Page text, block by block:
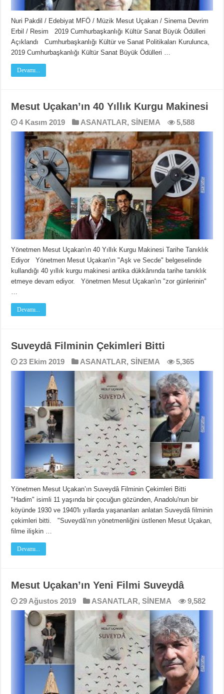
Nuri Pakdil / Edebiyat MFÖ / Müzik Mesut Uçakan / Sinema Devrim
Erbil / Resim 2019 Cumhurbaşkanlığı Kültür Sanat Büyük Ödülleri
Açıklandı Cumhurbaşkanlığı Kültür ve Sanat Politikaları Kurulunca,
2019 Cumhurbaşkanlığı Kültür Sanat Büyük Ödülleri …
Devamı...
Mesut Uçakan’ın 40 Yıllık Kurgu Makinesi
4 Kasım 2019 ASANATLAR,SİNEMA 5,588
Yönetmen Mesut Uçakan'ın 40 Yıllık Kurgu Makinesi Tarihe Tanıklık
Ediyor Yönetmen Mesut Uçakan'ın "Aşk ve Secde" belgeselinde
kullandığı 40 yıllık kurgu makinesi antika dükkânında tarihe tanıklık
etmeye devam ediyor. Yönetmen Mesut Uçakan'ın "zor günlerinin"
…
Devamı...
Suveydâ Filminin Çekimleri Bitti
23 Ekim 2019 ASANATLAR,SİNEMA 5,365
Yönetmen Mesut Uçakan’ın Suveydâ Filminin Çekimleri Bitti
"Hadim" isimli 11 yaşında bir çocuğun gözünden, Anadolu'nun bir
köyünde 1930 ve 1940'lı yıllarda yaşananları anlatan Suveydâ filminin
çekimleri bitti. "Suveydâ’nın yönetmenliğini üstlenen Mesut Uçakan,
filme ilişkin …
Devamı...
Mesut Uçakan’ın Yeni Filmi Suveydâ
29 Ağustos 2019 ASANATLAR,SİNEMA 9,582